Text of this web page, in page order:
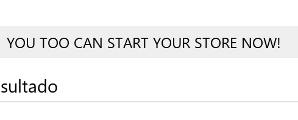
YOU TOO CAN START YOUR STORE NOW!